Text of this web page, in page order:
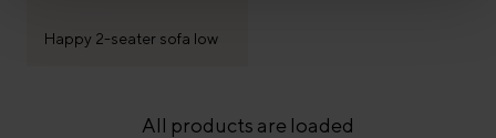
Happy 2-seater sofa low
All products are loaded